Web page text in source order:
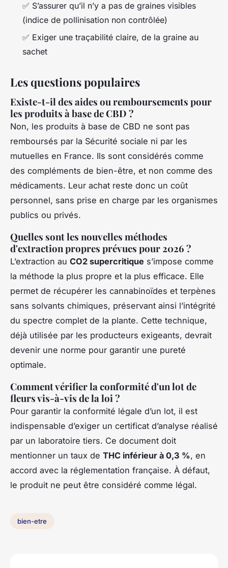
✅ S’assurer qu’il n’y a pas de graines visibles
(indice de pollinisation non contrôlée)
✅ Exiger une traçabilité claire, de la graine au
sachet
Les questions populaires
Existe-t-il des aides ou remboursements pour
les produits à base de CBD ?
Non, les produits à base de CBD ne sont pas
remboursés par la Sécurité sociale ni par les
mutuelles en France. Ils sont considérés comme
des compléments de bien-être, et non comme des
médicaments. Leur achat reste donc un coût
personnel, sans prise en charge par les organismes
publics ou privés.
Quelles sont les nouvelles méthodes
d'extraction propres prévues pour 2026 ?
L’extraction au CO2 supercritique s’impose comme
la méthode la plus propre et la plus efficace. Elle
permet de récupérer les cannabinoïdes et terpènes
sans solvants chimiques, préservant ainsi l’intégrité
du spectre complet de la plante. Cette technique,
déjà utilisée par les producteurs exigeants, devrait
devenir une norme pour garantir une pureté
optimale.
Comment vérifier la conformité d'un lot de
fleurs vis-à-vis de la loi ?
Pour garantir la conformité légale d’un lot, il est
indispensable d’exiger un certificat d’analyse réalisé
par un laboratoire tiers. Ce document doit
mentionner un taux de THC inférieur à 0,3 %, en
accord avec la réglementation française. À défaut,
le produit ne peut être considéré comme légal.
bien-etre